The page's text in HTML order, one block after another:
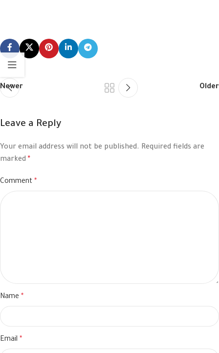
Newer Older
Leave a Reply
Your email address will not be published. Required fields are
marked *
Comment *
Name *
Email *